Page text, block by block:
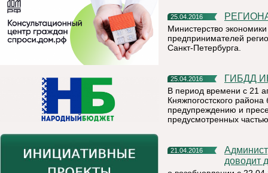
25.04.2016
Министерство
предпринимателей
Санкт-Петербурга.
25.04.2016 ГИБДД
В период времени с 21
Княжпогостского
предупреждению и
предусмотренных
21.04.2016
Администрация муниципального района «Княжпогостский»
доводит